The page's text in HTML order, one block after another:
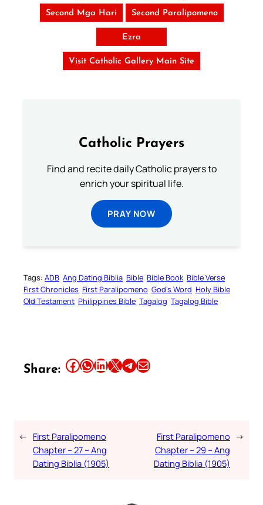
Second Mga Hari Second Paralipomeno
Ezra
Visit Catholic Gallery Main Site
Catholic Prayers
Find and recite daily Catholic prayers to
enrich your spiritual life.
PRAY NOW
Tags: ADB Ang Dating Biblia Bible Bible Book Bible Verse
First Chronicles First Paralipomeno God’s Word Holy Bible
Old Testament Philippines Bible Tagalog Tagalog Bible
Share: Share this article on Facebook Share this article on WhatsApp Share this article on LinkedIn Share this article on X Share this article on TelegramEmail this Article
← First Paralipomeno
Chapter – 27 – Ang
Dating Biblia (1905)
First Paralipomeno
Chapter – 29 – Ang
Dating Biblia (1905)
→